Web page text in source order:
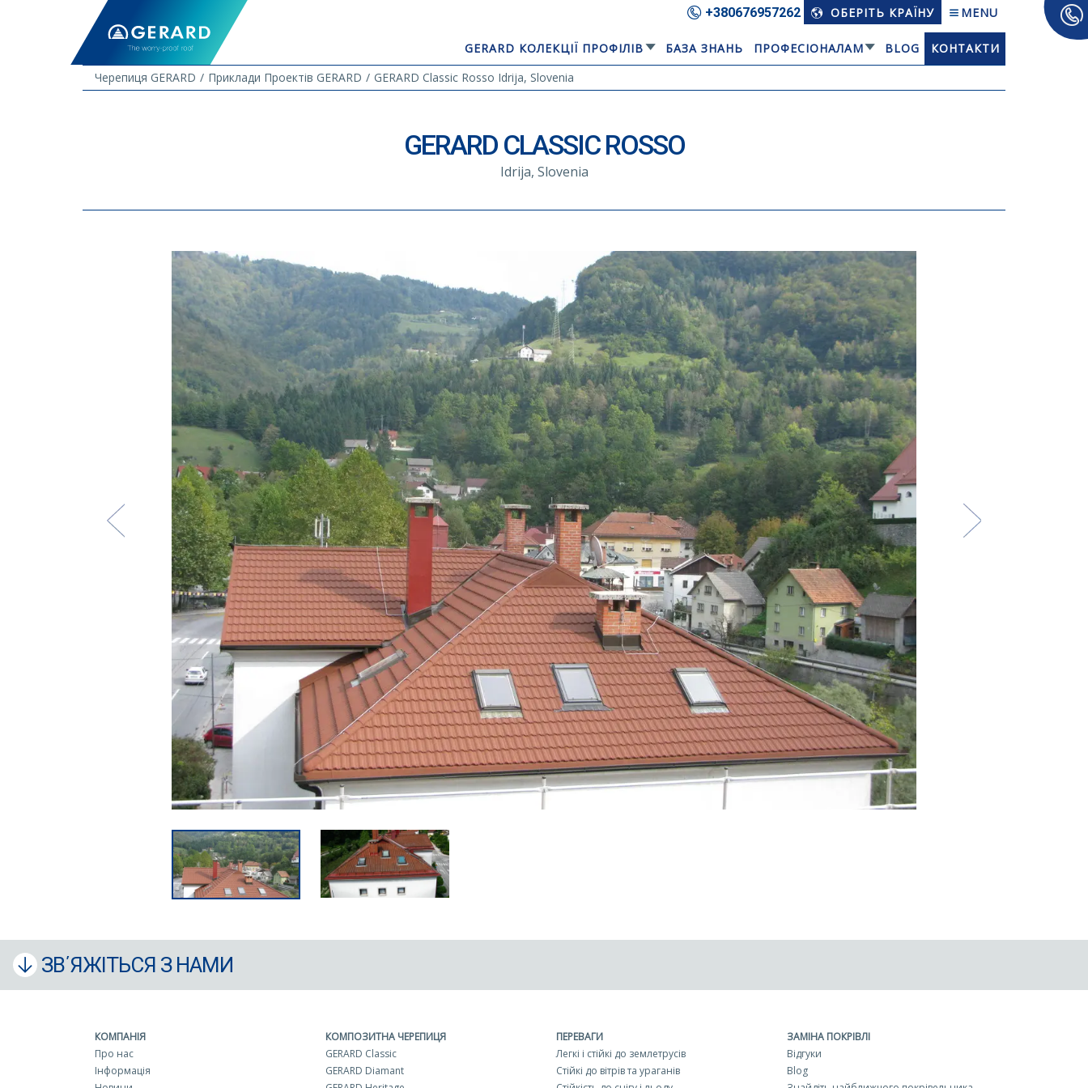
+380676­957262 ОБЕРІТЬ КРАЇНУ MENU
GERARD КОЛЕКЦІЇ ПРОФІЛІВ БАЗА ЗНАНЬ ПРОФЕСІОНАЛАМ BLOG
КОНТАКТИ
Черепиця GERARD
Приклади Проектів GERARD GERARD Classic Rosso Idrija, Slovenia
GERARD CLASSIC ROSSO
Idrija, Slovenia
ЗВ΄ЯЖІТЬСЯ З НАМИ
КОМПАНІЯ
Про нас
Інформація
КОМПОЗИТНА ЧЕРЕПИЦЯ
GERARD Classic
GERARD Diamant
ПЕРЕВАГИ
Легкі і стійкі до землетрусів
Стійкі до вітрів та ураганів
ЗАМІНА ПОКРІВЛІ
Відгуки
Blog